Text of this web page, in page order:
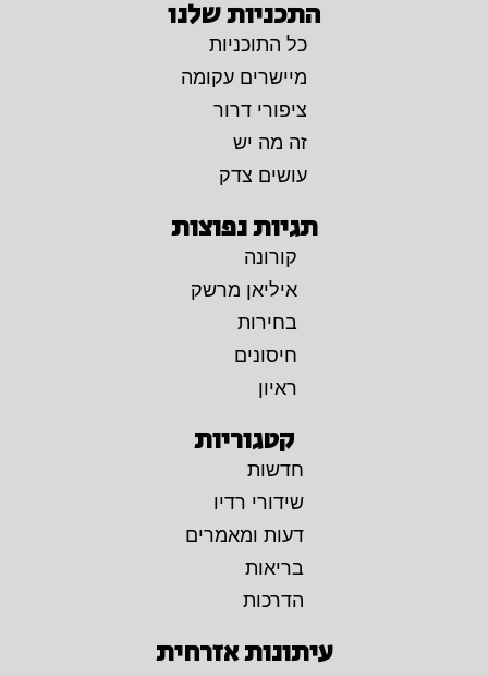
התכניות שלנו
כל התוכניות
מיישרים עקומה
ציפורי דרור
זה מה יש
עושים צדק
תגיות נפוצות
קורונה
איליאן מרשק
בחירות
חיסונים
ראיון
קטגוריות
חדשות
שידורי רדיו
דעות ומאמרים
בריאות
הדרכות
עיתונות אזרחית